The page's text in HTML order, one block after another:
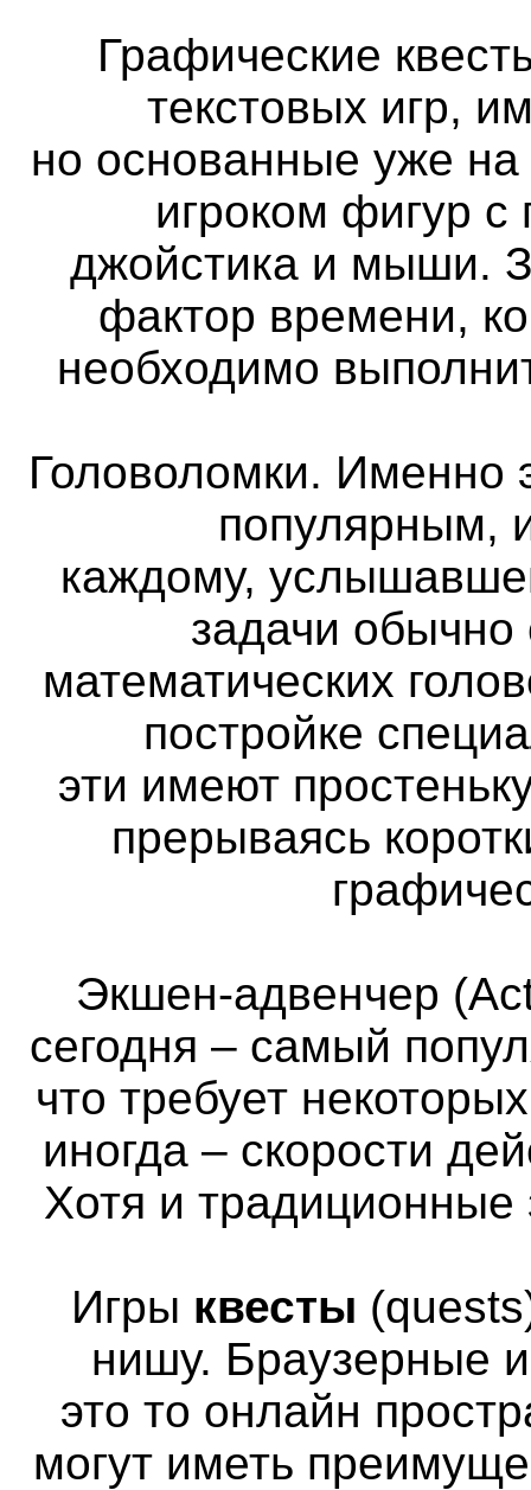
Графические
текстовых игр,
но основанные уже
игроком фигур
джойстика и мыши.
фактор времени,
необходимо
Головоломки. Именно
популярным,
каждому,
задачи
математических
постройке
эти имеют
прерываясь
Экшен-адвенчер
сегодня – самый
что требует
иногда – скорости
Хотя и традиционные
Игры квесты
нишу. Браузерные
это то онлайн
могут иметь